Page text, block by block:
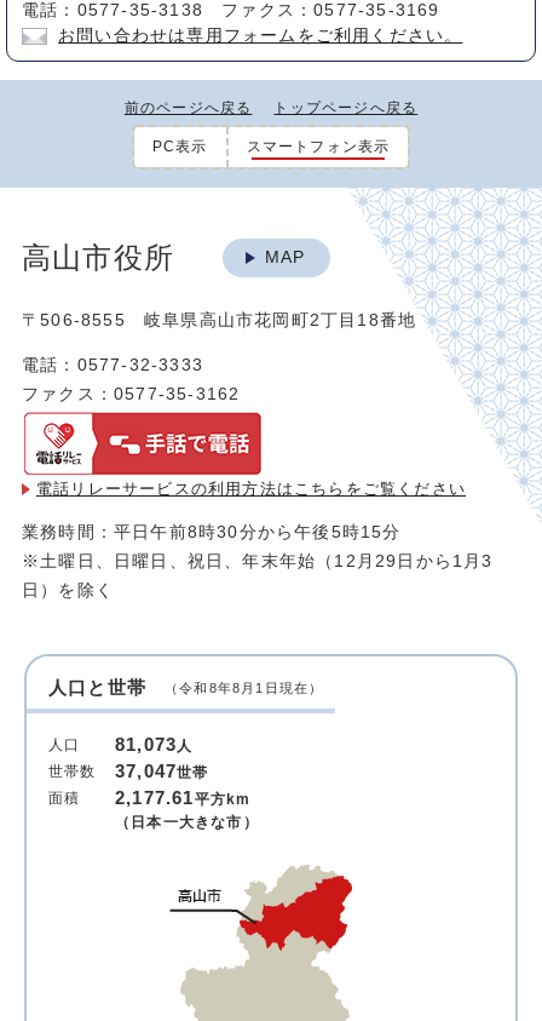
電話：0577-35-3138 ファクス：0577-35-3169
お問い合わせは専用フォームをご利用ください。
前のページへ戻る トップページへ戻る
PC表示 スマートフォン表示
高山市役所 MAP
〒506-8555 岐阜県高山市花岡町2丁目18番地
電話：0577-32-3333
ファクス：0577-35-3162
電話リレーサービスの利用方法は こちらをご覧ください
業務時間：平日午前8時30分から午後5時15分
※土曜日、日曜日、祝日、年末年始（12月29日から1月3
日）を除く
人口と世帯 （令和8年8月1日現在）
人口 81,073人
世帯数
37,047世帯
面積
2,177.61平方km
（日本一大きな市）